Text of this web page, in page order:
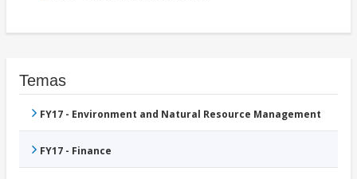
Temas
FY17 - Environment and Natural Resource Management
FY17 - Finance